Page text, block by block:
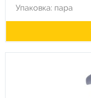
Упаковка: пара